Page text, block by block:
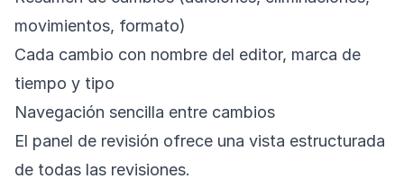
movimientos, formato)
Cada cambio con nombre del editor, marca de
tiempo y tipo
Navegación sencilla entre cambios
El panel de revisión ofrece una vista estructurada
de todas las revisiones.